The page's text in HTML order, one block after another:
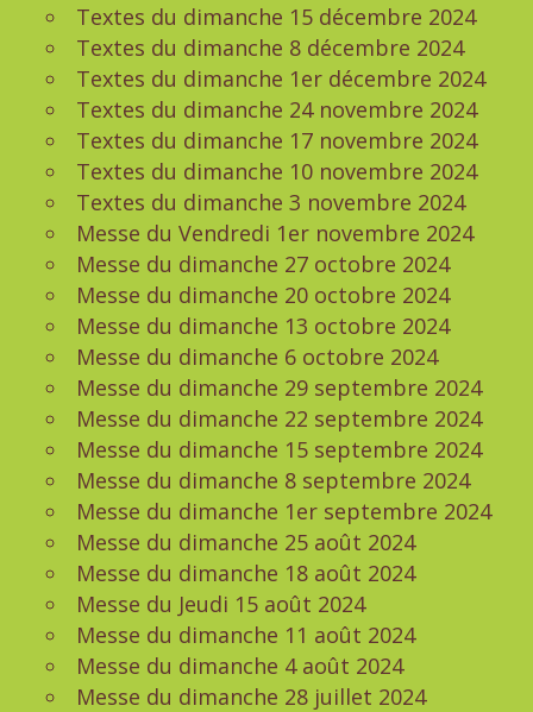
Textes du dimanche 15 décembre 2024
Textes du dimanche 8 décembre 2024
Textes du dimanche 1er décembre 2024
Textes du dimanche 24 novembre 2024
Textes du dimanche 17 novembre 2024
Textes du dimanche 10 novembre 2024
Textes du dimanche 3 novembre 2024
Messe du Vendredi 1er novembre 2024
Messe du dimanche 27 octobre 2024
Messe du dimanche 20 octobre 2024
Messe du dimanche 13 octobre 2024
Messe du dimanche 6 octobre 2024
Messe du dimanche 29 septembre 2024
Messe du dimanche 22 septembre 2024
Messe du dimanche 15 septembre 2024
Messe du dimanche 8 septembre 2024
Messe du dimanche 1er septembre 2024
Messe du dimanche 25 août 2024
Messe du dimanche 18 août 2024
Messe du Jeudi 15 août 2024
Messe du dimanche 11 août 2024
Messe du dimanche 4 août 2024
Messe du dimanche 28 juillet 2024